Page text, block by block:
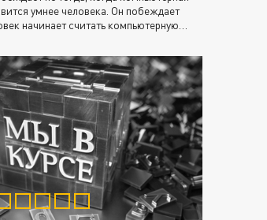
умнее человека. Он побеждает
начинает считать компьютерную